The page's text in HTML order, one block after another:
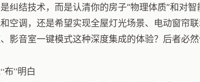
纠结技术，而是认清你的房子“物理体质”和对智
空调，还是希望实现全屋灯光场景、电动窗帘
影音室一键模式这种深度集成的体验？后者必
布”明白